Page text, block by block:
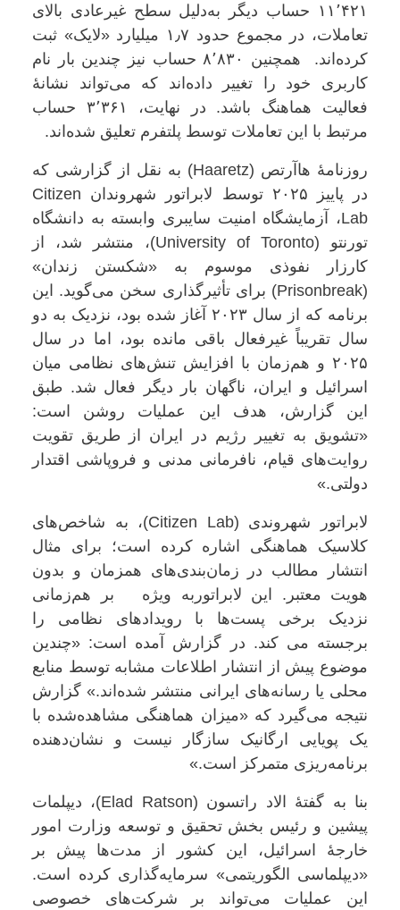
۱۱٬۴۲۱ حساب دیگر به‌دلیل سطح غیرعادی بالای
تعاملات، در مجموع حدود ۱٫۷ میلیارد «لایک» ثبت
کرده‌اند. همچنین ۸٬۸۳۰ حساب نیز چندین بار نام
کاربری خود را تغییر داده‌اند که می‌تواند نشانهٔ
فعالیت هماهنگ باشد. در نهایت، ۳٬۳۶۱ حساب
مرتبط با این تعاملات توسط پلتفرم تعلیق شده‌اند.
روزنامهٔ هاآرتص (Haaretz) به نقل از گزارشی که
در پاییز ۲۰۲۵ توسط لابراتور شهروندان Citizen
Lab، آزمایشگاه امنیت سایبری وابسته به دانشگاه
تورنتو (University of Toronto)، منتشر شد، از
کارزار نفوذی موسوم به «شکستن زندان»
(Prisonbreak) برای تأثیرگذاری سخن می‌گوید. این
برنامه که از سال ۲۰۲۳ آغاز شده بود، نزدیک به دو
سال تقریباً غیرفعال باقی مانده بود، اما در سال
۲۰۲۵ و هم‌زمان با افزایش تنش‌های نظامی میان
اسرائیل و ایران، ناگهان بار دیگر فعال شد. طبق
این گزارش، هدف این عملیات روشن است:
«تشویق به تغییر رژیم در ایران از طریق تقویت
روایت‌های قیام، نافرمانی مدنی و فروپاشی اقتدار
دولتی.»
لابراتور شهروندی (Citizen Lab)، به شاخص‌های
کلاسیک هماهنگی اشاره کرده است؛ برای مثال
انتشار مطالب در زمان‌بندی‌های همزمان و بدون
هویت معتبر. این لابراتوربه ویژه بر هم‌زمانی
نزدیک برخی پست‌ها با رویدادهای نظامی را
برجسته می کند. در گزارش آمده است: «چندین
موضوع پیش از انتشار اطلاعات مشابه توسط منابع
محلی یا رسانه‌های ایرانی منتشر شده‌اند.» گزارش
نتیجه می‌گیرد که «میزان هماهنگی مشاهده‌شده با
یک پویایی ارگانیک سازگار نیست و نشان‌دهنده
برنامه‌ریزی متمرکز است.»
بنا به گفتهٔ الاد راتسون (Elad Ratson)، دیپلمات
پیشین و رئیس بخش تحقیق و توسعه وزارت امور
خارجهٔ اسرائیل، این کشور از مدت‌ها پیش بر
«دیپلماسی الگوریتمی» سرمایه‌گذاری کرده است.
این عملیات‌ می‌تواند بر شرکت‌های خصوصی